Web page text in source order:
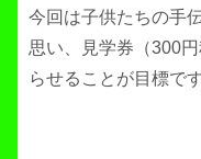
今回は子供たちの手
思い、見学券（300
らせることが目標で